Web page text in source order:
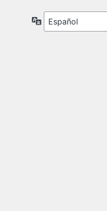
Idioma